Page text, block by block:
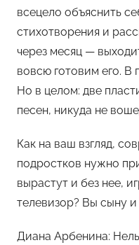
всецело объяснить
стихотворения и
через месяц —
вовсю готовим его. В
Но в целом: две
песен, никуда не
Как на ваш взгляд,
подростков нужно
вырастут и без нее,
телевизор? Вы сыну и
Диана Арбенина: